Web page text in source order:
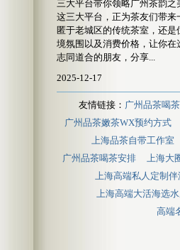
三大平台带你领略广州茶韵
这三大平台，正为茶友们带
匿于老城区的传统茶室，还
境氛围以及消费价格，让你
志同道合的朋友，分享...
2025-12-17
友情链接： 广州品茶喝
广州品茶嫩茶WX预约方式
上海品茶自带工作室
广州品茶喝茶安排
上海大
上海高端私人定制伴
上海高端大活海选
高端